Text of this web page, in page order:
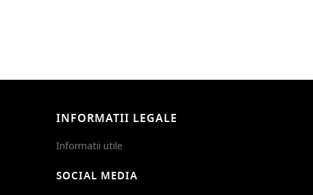
INFORMATII LEGALE
Informatii utile
SOCIAL MEDIA